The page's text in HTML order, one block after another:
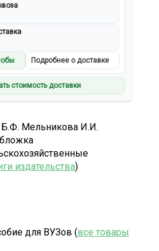
Подробнее о доставке
стоимость доставки
Б.Ф. Мельникова И.И.
издательства)
для ВУЗов (все товары